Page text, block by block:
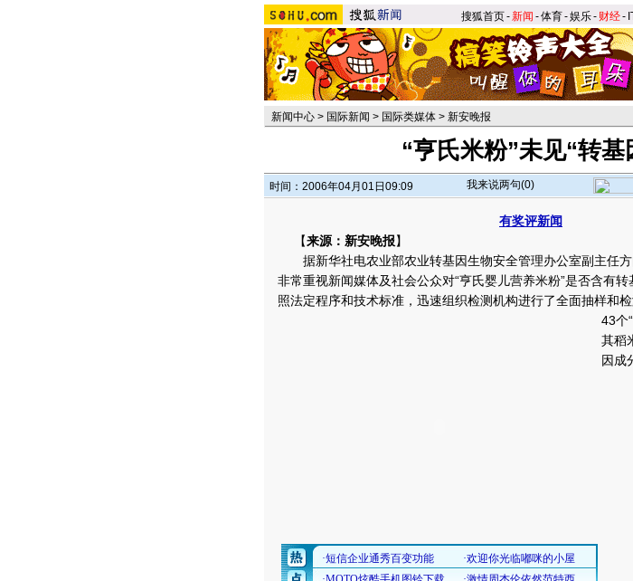
搜狐首页-新闻 -体育-娱乐- 财经-
新闻中心 > 国际新闻 > 国际类媒体 > 新安晚报
“亨氏米粉”未见“转基
时间：2006年04月01日09:09 我来说两句(0)
有奖评新闻
【来源：新安晚报】
据新华社电农业部农业转基因生物安全管理办公室副主任方
非常重视新闻媒体及社会公众对“亨氏婴儿营养米粉”是否含有
照法定程序和技术标准，迅速组织检测机构进行了全面抽样和检
43个
其稻
因成